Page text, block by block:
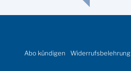
Abo kündigen Widerrufsbelehrung